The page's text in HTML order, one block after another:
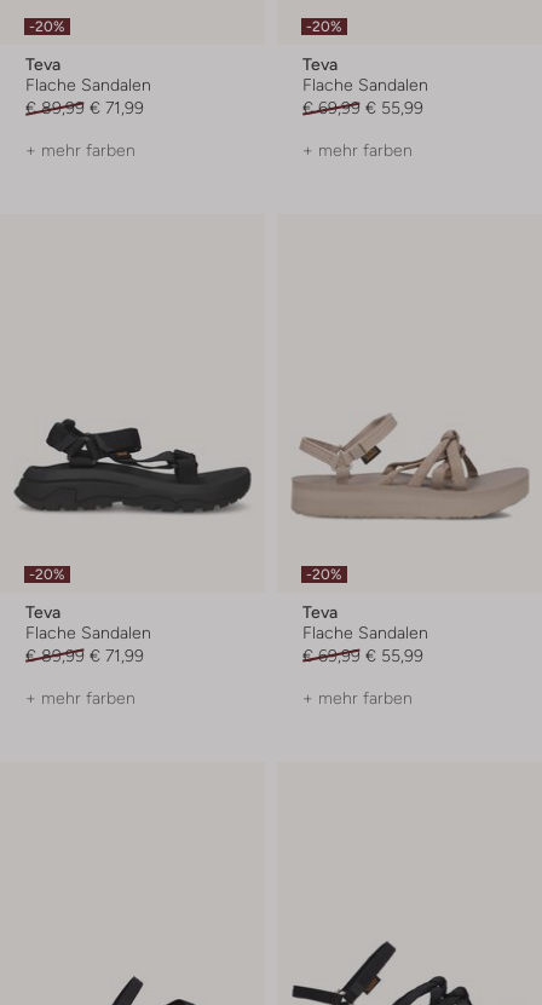
-20%
Teva
Flache Sandalen
€ 89,99 € 71,99
+ mehr farben
-20%
Teva
Flache Sandalen
€ 69,99 € 55,99
+ mehr farben
-20%
Teva
Flache Sandalen
€ 89,99 € 71,99
+ mehr farben
-20%
Teva
Flache Sandalen
€ 69,99 € 55,99
+ mehr farben